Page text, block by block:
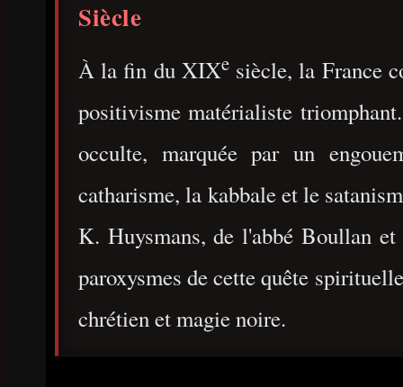
Siècle
À la fin du XIXesiècle, la France
positivisme matérialiste
occulte, marquée par un
catharisme, la kabbale et le
K. Huysmans, de l'abbé Boullan
paroxysmes de cette quête
chrétien et magie noire.